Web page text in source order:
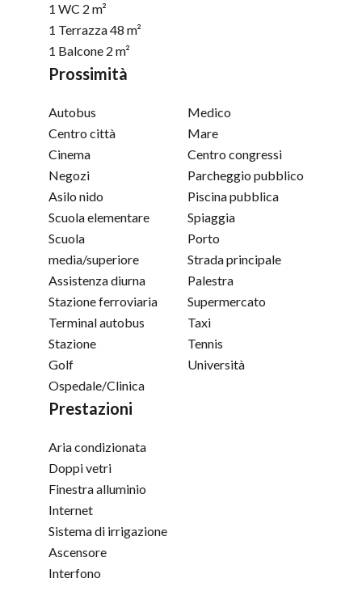
1 WC 2 m²
1 Terrazza48 m²
1 Balcone 2 m²
Prossimità
Autobus
Centro città
Cinema
Negozi
Asilo nido
Scuola elementare
Scuola
media/superiore
Assistenza diurna
Stazione ferroviaria
Terminal autobus
Stazione
Golf
Ospedale/Clinica
Medico
Mare
Centro congressi
Parcheggio pubblico
Piscina pubblica
Spiaggia
Porto
Strada principale
Palestra
Supermercato
Taxi
Tennis
Università
Prestazioni
Aria condizionata
Doppi vetri
Finestra alluminio
Internet
Sistema di irrigazione
Ascensore
Interfono